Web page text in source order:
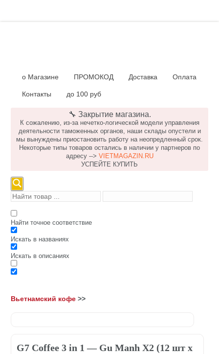
о Магазине ПРОМОКОД Доставка Оплата
Контакты до 100 руб
🔧 Закрытие магазина.
К сожалению, из-за нечетко-логической модели управления
деятельности таможенных органов, наши склады опустели и
мы вынуждены приостановить работу на неопредленный срок.
Некоторые типы товаров остались в наличии у партнеров по
адресу --> VIETMAGAZIN.RU
УСПЕЙТЕ КУПИТЬ
Найти точное соответствие
Искать в названиях
Искать в описаниях
Вьетнамский кофе >>
G7 Coffee 3 in 1 — Gu Manh X2 (12 шт х